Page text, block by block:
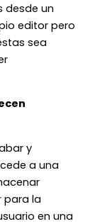
desde un
editor pero
sea
y
a una
para la
en una